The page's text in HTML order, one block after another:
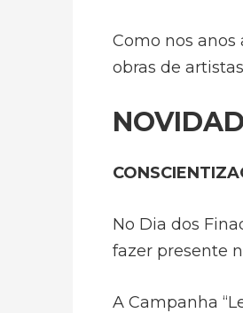
Como nos anos
obras de
No Dia dos
fazer presente
A Campanha